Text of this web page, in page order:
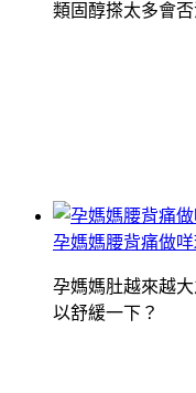
類固醇搽太多會否
孕媽媽腰背痛做
孕媽媽肚越來越
以舒緩一下？